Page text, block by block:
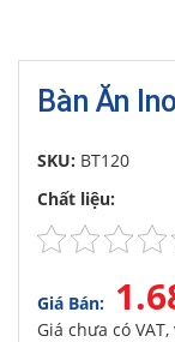
Bàn Ăn
SKU: BT120
Chất liệu:
Giá Bán:
Giá chưa có